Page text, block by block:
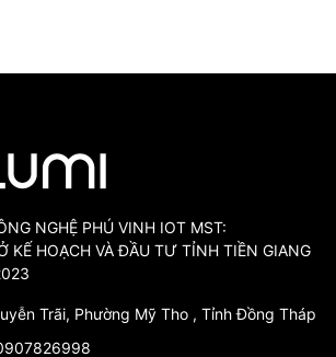
NGHỆ PHÚ VINH IOT MST:
KẾ HOẠCH VÀ ĐẦU TƯ TỈNH TIỀN GIANG
Trãi, Phường Mỹ Tho , Tỉnh Đồng Tháp